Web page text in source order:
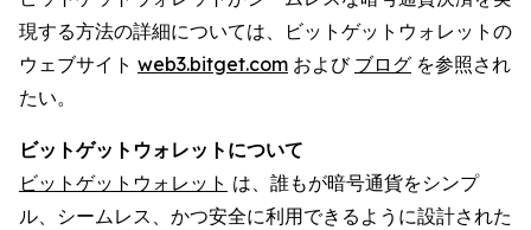
現する方法の詳細については、ビットゲットウォレットの
ウェブサイト web3.bitget.com および ブログ を参照され
たい。
ビットゲットウォレットについて
ビットゲットウォレット は、誰もが暗号通貨をシンプ
ル、シームレス、かつ安全に利用できるように設計された